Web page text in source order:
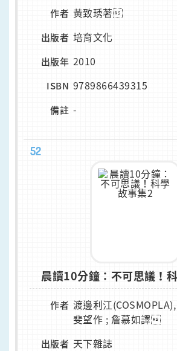
作者 黃致琇著
出版者 培育文化
出版年 2010
ISBN 9789866439315
備註 -
52
晨讀10分鐘：不可思議！
作者 渡邊利江
斐望作 ; 詹慕如譯
出版者 天下雜誌